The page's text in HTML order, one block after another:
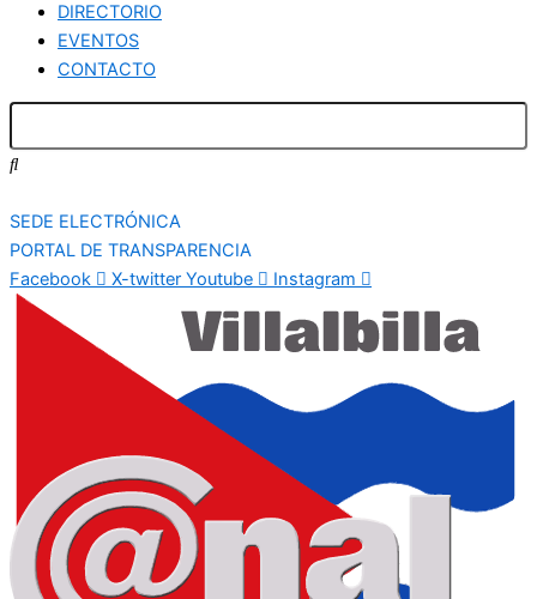
DIRECTORIO
EVENTOS
CONTACTO
SEDE ELECTRÓNICA
PORTAL DE TRANSPARENCIA
Facebook
X-twitter Youtube Instagram